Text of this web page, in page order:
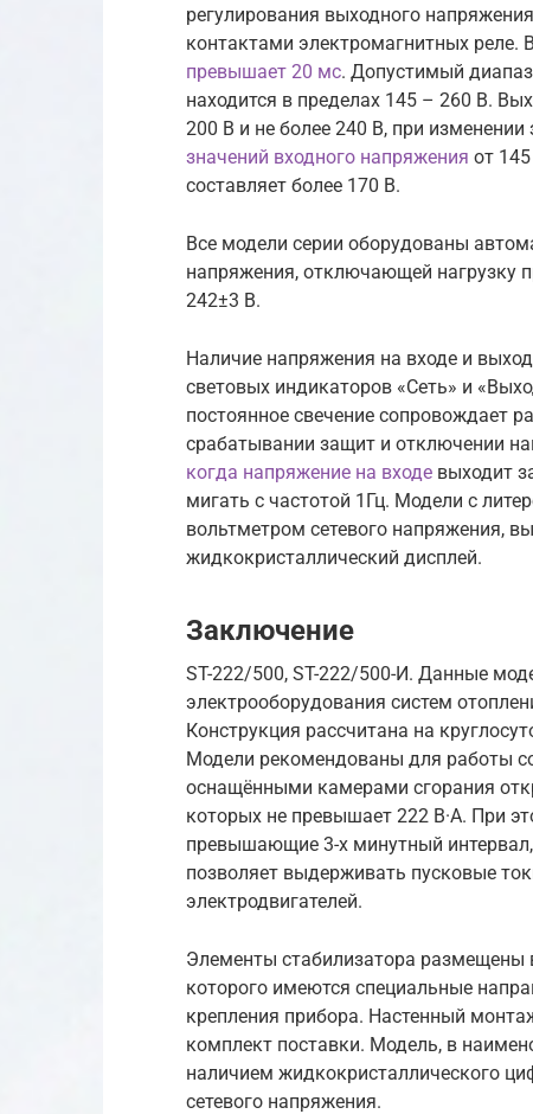
регулирования выходного
контактами электромагнитных реле.
превышает 20 мс. Допустимый
находится в пределах 145 – 260 В.
200 В и не более 240 В, при
значений входного напряжения от
составляет более 170 В.
Все модели серии оборудованы
напряжения, отключающей нагрузку
242±3 В.
Наличие напряжения на входе и
световых индикаторов «Сеть» и
постоянное свечение сопровождает
срабатывании защит и отключении
когда напряжение на входе выходит
мигать с частотой 1Гц. Модели с
вольтметром сетевого напряжения,
жидкокристаллический дисплей.
Заключение
ST-222/500, ST-222/500-И. Данные
электрооборудования систем
Конструкция рассчитана на
Модели рекомендованы для работы
оснащёнными камерами сгорания
которых не превышает 222 В·А. При
превышающие 3-х минутный интервал,
позволяет выдерживать пусковые
электродвигателей.
Элементы стабилизатора размещены
которого имеются специальные
крепления прибора. Настенный
комплект поставки. Модель, в
наличием жидкокристаллического
сетевого напряжения.